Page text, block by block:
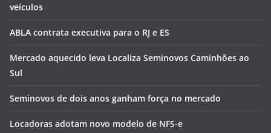
veículos
ABLA contrata executiva para o RJ e ES
Mercado aquecido leva Localiza Seminovos Caminhões ao
Sul
Seminovos de dois anos ganham força no mercado
Locadoras adotam novo modelo de NFS-e